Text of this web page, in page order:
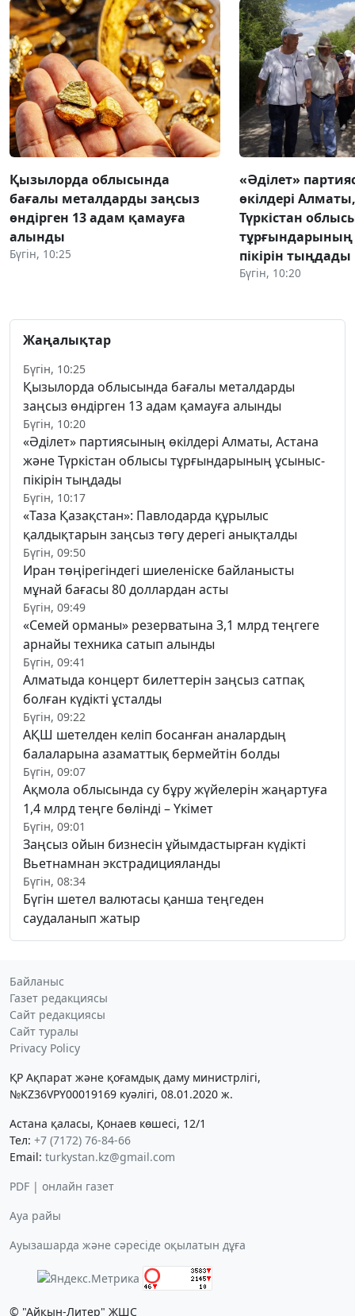
Қызылорда облысында
бағалы металдарды заңсыз
өндірген 13 адам қамауға
алынды
Бүгін, 10:25
«Әділет»
өкілдері
Түркістан
тұрғындарының
пікірін тыңдады
Бүгін, 10:20
Жаңалықтар
Бүгін, 10:25
Қызылорда облысында бағалы металдарды
заңсыз өндірген 13 адам қамауға алынды
Бүгін, 10:20
«Әділет» партиясының өкілдері Алматы, Астана
және Түркістан облысы тұрғындарының ұсыныс-
пікірін тыңдады
Бүгін, 10:17
«Таза Қазақстан»: Павлодарда құрылыс
қалдықтарын заңсыз төгу дерегі анықталды
Бүгін, 09:50
Иран төңірегіндегі шиеленіске байланысты
мұнай бағасы 80 доллардан асты
Бүгін, 09:49
«Семей орманы» резерватына 3,1 млрд теңгеге
арнайы техника сатып алынды
Бүгін, 09:41
Алматыда концерт билеттерін заңсыз сатпақ
болған күдікті ұсталды
Бүгін, 09:22
АҚШ шетелден келіп босанған аналардың
балаларына азаматтық бермейтін болды
Бүгін, 09:07
Ақмола облысында су бұру жүйелерін жаңартуға
1,4 млрд теңге бөлінді – Үкімет
Бүгін, 09:01
Заңсыз ойын бизнесін ұйымдастырған күдікті
Вьетнамнан экстрадицияланды
Бүгін, 08:34
Бүгін шетел валютасы қанша теңгеден
саудаланып жатыр
Байланыс
Газет редакциясы
Сайт редакциясы
Сайт туралы
Privacy Policy
ҚР Ақпарат және қоғамдық даму министрлігі,
№KZ36VPY00019169 куәлігі, 08.01.2020 ж.
Астана қаласы, Қонаев көшесі, 12/1
Тел: +7 (7172) 76-84-66
Email: turkystan.kz@gmail.com
PDF | онлайн газет
Ауа райы
Ауызашарда және сәресіде оқылатын дұға
© "Айқын-Литер" ЖШС